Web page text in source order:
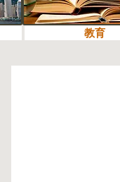
教育
教育